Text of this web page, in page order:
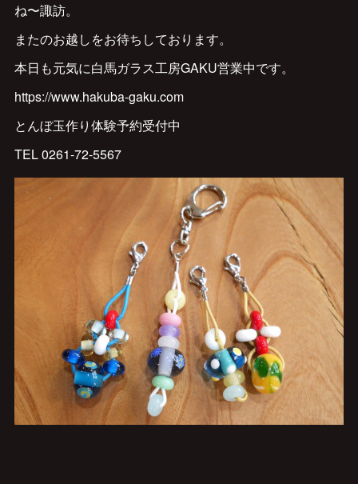
ね〜諏訪。
またのお越しをお待ちしております。
本日も元気に白馬ガラス工房GAKU営業中です。
https://www.hakuba-gaku.com
とんぼ玉作り体験予約受付中
TEL 0261-72-5567